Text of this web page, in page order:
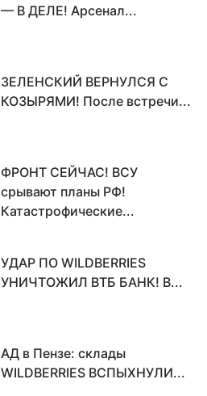
— В ДЕЛЕ! Арсенал...
ЗЕЛЕНСКИЙ ВЕРНУЛСЯ С
КОЗЫРЯМИ! После встречи...
ФРОНТ СЕЙЧАС! ВСУ
срывают планы РФ!
Катастрофические...
УДАР ПО WILDBERRIES
УНИЧТОЖИЛ ВТБ БАНК! В...
АД в Пензе: склады
WILDBERRIES ВСПЫХНУЛИ...